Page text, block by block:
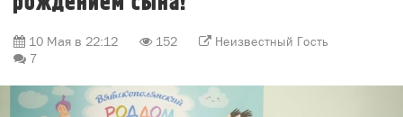
10 Мая в 22:12 152
Неизвестный Гость
7